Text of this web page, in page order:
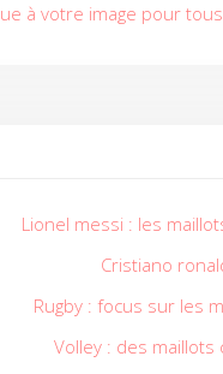
à votre image pour
Lionel messi : les
Cristiano
Rugby : focus sur les
Volley : des